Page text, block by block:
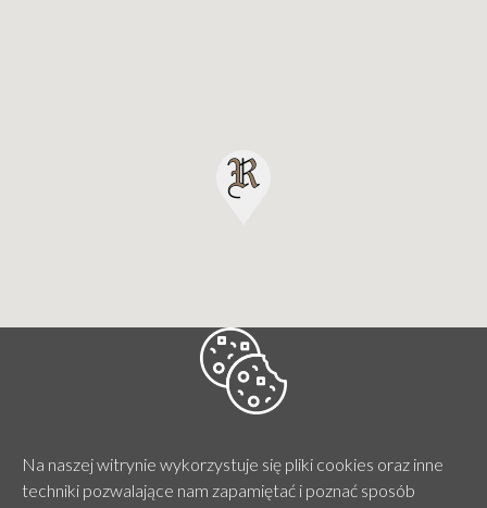
Na naszej witrynie wykorzystuje się pliki cookies oraz inne
techniki pozwalające nam zapamiętać i poznać sposób